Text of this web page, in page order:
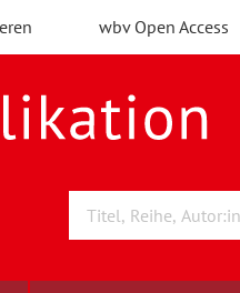
wbv Open Access